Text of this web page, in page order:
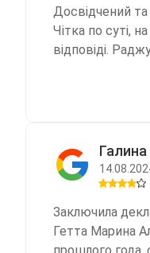
Досвідчений та
Чітка по суті,
відповіді.
Заключила
Гетта Марина
прошлого года,